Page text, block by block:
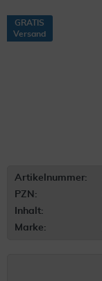
GRATIS
Versand
Artikelnummer:
PZN:
Inhalt:
Marke: